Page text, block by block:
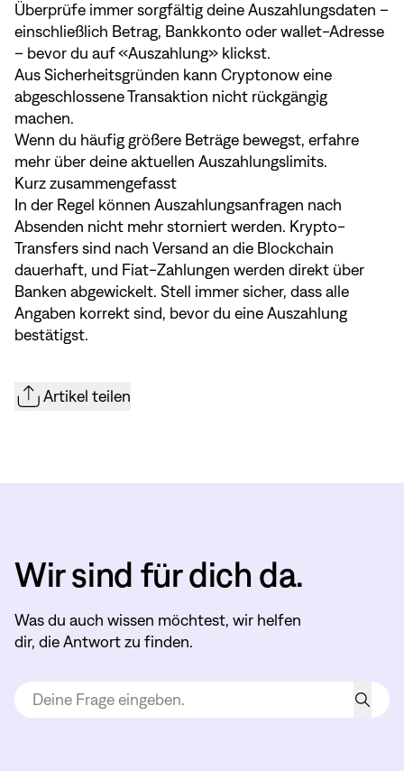
Überprüfe immer sorgfältig deine Auszahlungsdaten –
einschließlich Betrag, Bankkonto oder wallet-Adresse
– bevor du auf «Auszahlung» klickst.
Aus Sicherheitsgründen kann Cryptonow eine
abgeschlossene Transaktion nicht rückgängig
machen.
Wenn du häufig größere Beträge bewegst, erfahre
mehr über deine aktuellen Auszahlungslimits.
Kurz zusammengefasst
In der Regel können Auszahlungsanfragen nach
Absenden nicht mehr storniert werden. Krypto-
Transfers sind nach Versand an die Blockchain
dauerhaft, und Fiat-Zahlungen werden direkt über
Banken abgewickelt. Stell immer sicher, dass alle
Angaben korrekt sind, bevor du eine Auszahlung
bestätigst.
Artikel teilen
Wir sind für dich da.
Was du auch wissen möchtest, wir helfen
dir, die Antwort zu finden.